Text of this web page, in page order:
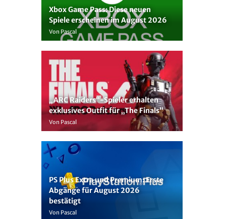
Xbox Game Pass: Diese neuen
Spiele erscheinen im August 2026
Von Pascal
„ARC Raiders“-Spieler erhalten
exklusives Outfit für „The Finals“
Von Pascal
PS Plus Extra und Premium: Erste
Abgänge für August 2026
bestätigt
Von Pascal